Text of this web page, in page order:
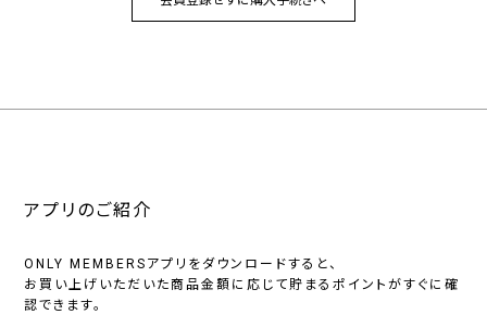
アプリのご紹介
ONLY MEMBERSアプリをダウンロードすると、
お買い上げいただいた商品金額に応じて貯まるポイントがすぐに確
認できます。